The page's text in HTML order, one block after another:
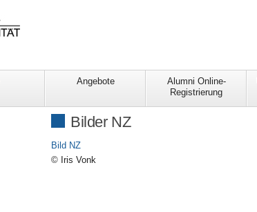
Angebote
Alumni Online-
Registrierung
Bilder NZ
Bild NZ
© Iris Vonk